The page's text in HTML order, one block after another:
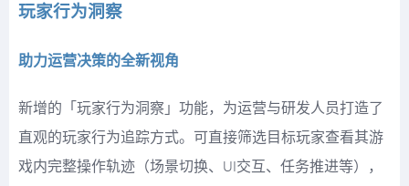
玩家行为洞察
助力运营决策的全新视角
新增的「玩家行为洞察」功能，为运营与研发人员打造了
直观的玩家行为追踪方式。可直接筛选目标玩家查看其游
戏内完整操作轨迹（场景切换、UI交互、任务推进等），